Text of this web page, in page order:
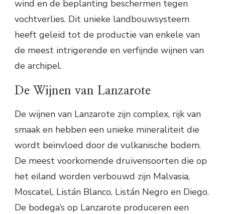
wind en de beplanting beschermen tegen
vochtverlies. Dit unieke landbouwsysteem
heeft geleid tot de productie van enkele van
de meest intrigerende en verfijnde wijnen van
de archipel.
De Wijnen van Lanzarote
De wijnen van Lanzarote zijn complex, rijk van
smaak en hebben een unieke mineraliteit die
wordt beïnvloed door de vulkanische bodem.
De meest voorkomende druivensoorten die op
het eiland worden verbouwd zijn Malvasia,
Moscatel, Listán Blanco, Listán Negro en Diego.
De bodega’s op Lanzarote produceren een